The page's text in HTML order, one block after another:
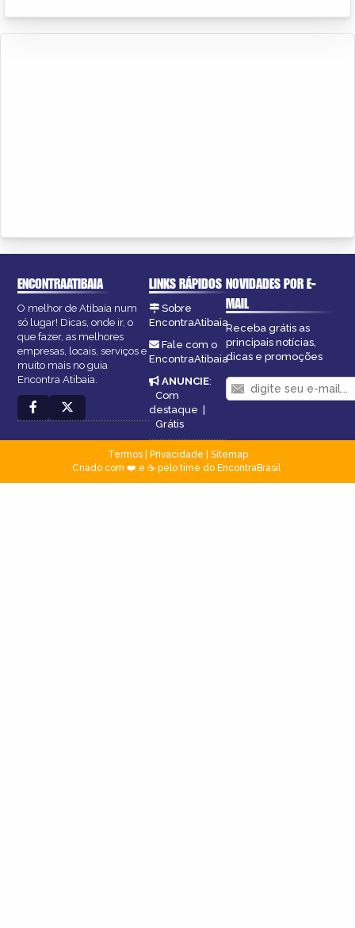
ENCONTRAATIBAIA
O melhor de Atibaia num
só lugar! Dicas, onde ir, o
que fazer, as melhores
empresas, locais, serviços e
muito mais no guia
Encontra Atibaia.
LINKS RÁPIDOS
Sobre
EncontraAtibaia
Fale com o
EncontraAtibaia
ANUNCIE:
Com
destaque |
Grátis
NOVIDADES POR E-
MAIL
Receba grátis as
principais notícias,
dicas e promoções
Termos| Privacidade
Sitemap
Criado com ❤️ e ☕ pelo time do EncontraBrasil